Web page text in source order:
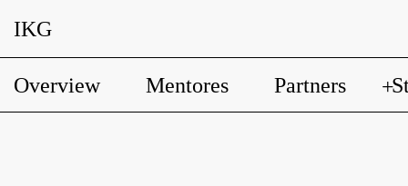
IKG
+
Overview Mentores Partners